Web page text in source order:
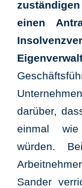
einen
darüber,
einmal wie
würden.
Sander